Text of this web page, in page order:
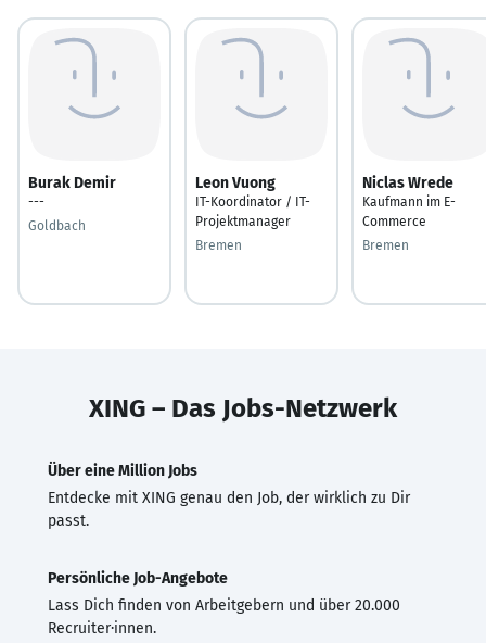
Burak Demir
---
Goldbach
Leon Vuong
IT-Koordinator / IT-
Projektmanager
Bremen
Niclas Wrede
Kaufmann im E-
Commerce
Bremen
XING – Das Jobs-Netzwerk
Über eine Million Jobs
Entdecke mit XING genau den Job, der wirklich zu Dir
passt.
Persönliche Job-Angebote
Lass Dich finden von Arbeitgebern und über 20.000
Recruiter·innen.